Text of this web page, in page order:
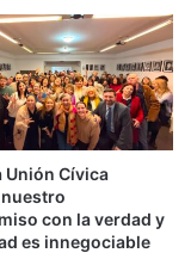
que vendían
manera desleal
los meses.
Unión Cívica
nuestro
con la verdad y
es innegociable